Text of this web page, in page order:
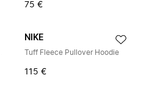
75 €
NIKE
Tuff Fleece Pullover Hoodie
115 €